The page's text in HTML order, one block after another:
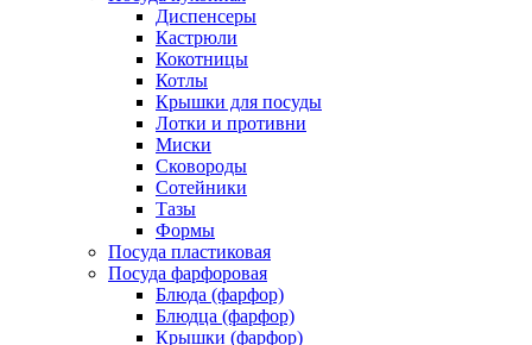
Диспенсеры
Кастрюли
Кокотницы
Котлы
Крышки для посуды
Лотки и противни
Миски
Сковороды
Сотейники
Тазы
Формы
Посуда пластиковая
Посуда фарфоровая
Блюда (фарфор)
Блюдца (фарфор)
Крышки (фарфор)